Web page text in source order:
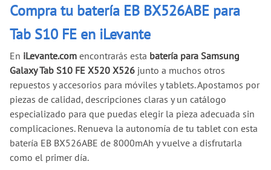
Compra tu batería EB BX526ABE para
Tab S10 FE en iLevante
En iLevante.com encontrarás esta batería para Samsung
Galaxy Tab S10 FE X520 X526 junto a muchos otros
repuestos y accesorios para móviles y tablets. Apostamos por
piezas de calidad, descripciones claras y un catálogo
especializado para que puedas elegir la pieza adecuada sin
complicaciones. Renueva la autonomía de tu tablet con esta
batería EB BX526ABE de 8000mAh y vuelve a disfrutarla
como el primer día.